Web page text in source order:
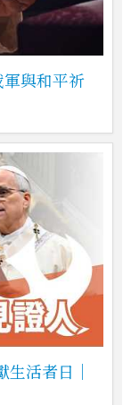
與和平祈
生活者日｜